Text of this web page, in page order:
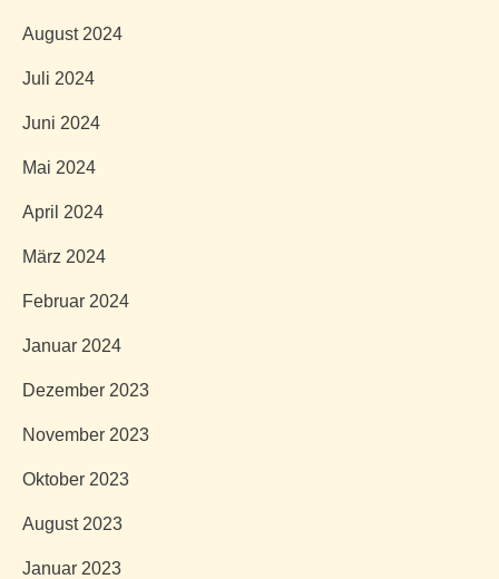
August 2024
Juli 2024
Juni 2024
Mai 2024
April 2024
März 2024
Februar 2024
Januar 2024
Dezember 2023
November 2023
Oktober 2023
August 2023
Januar 2023